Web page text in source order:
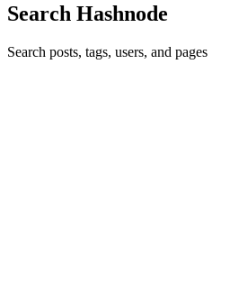
Search Hashnode
Search posts, tags, users, and pages